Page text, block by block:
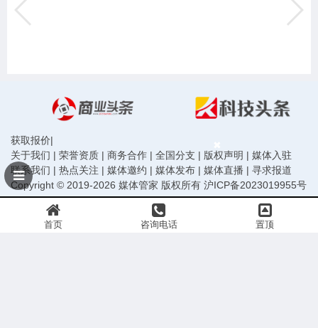
获取报价|
关于我们 | 荣誉资质 | 商务合作 | 全国分支 | 版权声明 | 媒体入驻
联系我们 | 热点关注 | 媒体邀约 | 媒体发布 | 媒体直播 | 寻求报道
Copyright © 2019-2026 媒体管家 版权所有 沪ICP备2023019955号
首页 咨询电话 置顶